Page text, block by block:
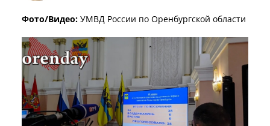
Фото/Видео: УМВД России по Оренбургской области